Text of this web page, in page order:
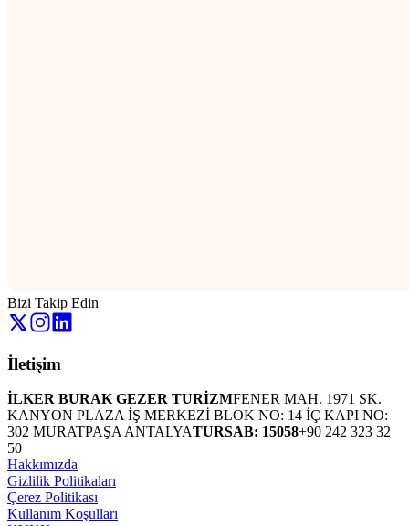
Bizi Takip Edin
İletişim
İLKER BURAK GEZER TURİZMFENER MAH. 1971 SK.
KANYON PLAZA İŞ MERKEZİ BLOK NO: 14 İÇ KAPI NO:
302 MURATPAŞA ANTALYATURSAB: 15058+90 242 323 32
50
Hakkımızda
Gizlilik Politikaları
Çerez Politikası
Kullanım Koşulları